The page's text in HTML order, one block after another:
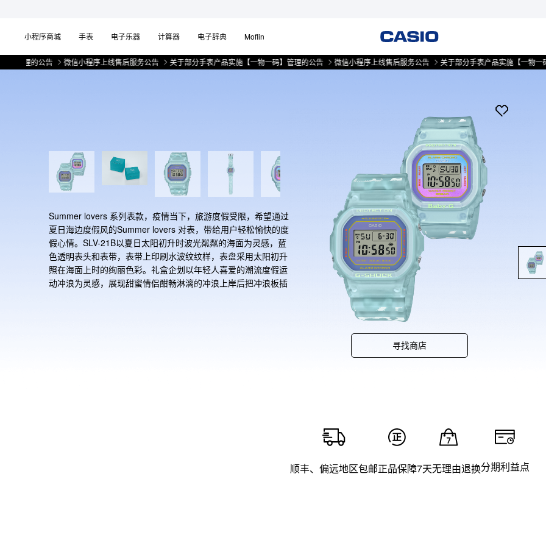
小程序商城 手表 电子乐器 计算器 电子辞典 Moflin
微信小程序上线售后服务公告 关于部分手表产品实施【一物一码】管理的公告 微信小程序上线售后服务公告 关于部分手表产品实施【一物一码】管理
Summer lovers 系列表款，疫情当下，旅游度假受限，希望通过
夏日海边度假风的Summer lovers 对表，带给用户轻松愉快的度
假心情。SLV-21B以夏日太阳初升时波光粼粼的海面为灵感，蓝
色透明表头和表带，表带上印刷水波纹纹样，表盘采用太阳初升
照在海面上时的绚丽色彩。礼盒企划以年轻人喜爱的潮流度假运
动冲浪为灵感，展现甜蜜情侣酣畅淋漓的冲浪上岸后把冲浪板插
寻找商店
顺丰、偏远地区包邮正品保障7天无理由退换分期利益点